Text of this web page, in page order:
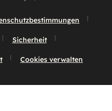
Sicherheit
Cookies verwalten